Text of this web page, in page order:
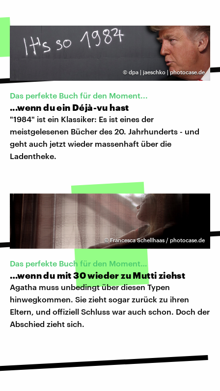
© dpa | jaeschko | photocase.de
Das perfekte Buch für den Moment...
...wenn du ein Déjà-vu hast
"1984" ist ein Klassiker: Es ist eines der
meistgelesenen Bücher des 20. Jahrhunderts - und
geht auch jetzt wieder massenhaft über die
Ladentheke.
© Francesca Schellhaas / photocase.de
Das perfekte Buch für den Moment…
…wenn du mit 30 wieder zu Mutti ziehst
Agatha muss unbedingt über diesen Typen
hinwegkommen. Sie zieht sogar zurück zu ihren
Eltern, und offiziell Schluss war auch schon. Doch der
Abschied zieht sich.